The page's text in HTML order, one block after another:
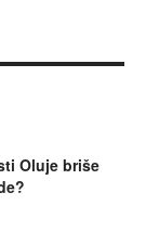
Oluje briše